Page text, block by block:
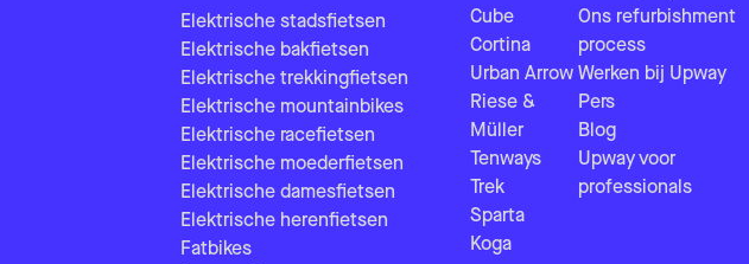
Elektrische stadsfietsen
Elektrische bakfietsen
Elektrische trekkingfietsen
Elektrische mountainbikes
Elektrische racefietsen
Elektrische moederfietsen
Elektrische damesfietsen
Elektrische herenfietsen
Fatbikes
Cube
Cortina
Urban Arrow
Riese &
Müller
Tenways
Trek
Sparta
Koga
Ons refurbishment
process
Werken bij Upway
Pers
Blog
Upway voor
professionals